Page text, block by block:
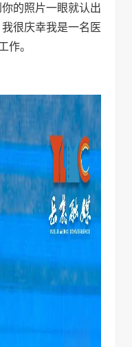
的照片一眼就认出
很庆幸我是一名医
作。